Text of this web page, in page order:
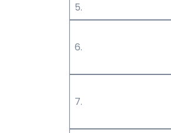
5.
6.
7.